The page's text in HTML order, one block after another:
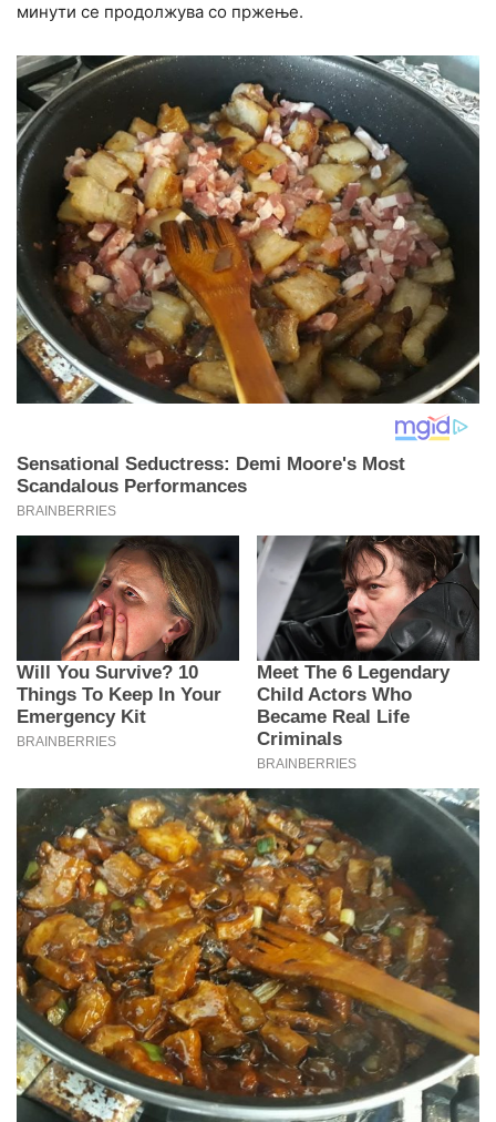
минути се продолжува со пржење.